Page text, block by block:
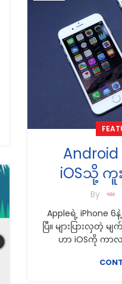
iOSသို့ ကူး
By
Appleရဲ့ iPhone 6
ပြီ။ များပြားလှတဲ့ မ
ဟာ iOSကို ကာ